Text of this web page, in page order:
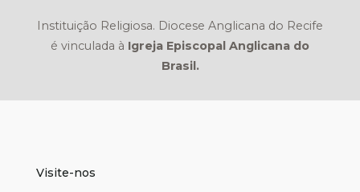
Instituição Religiosa. Diocese Anglicana do Recife
é vinculada à Igreja Episcopal Anglicana do
Brasil.
Visite-nos